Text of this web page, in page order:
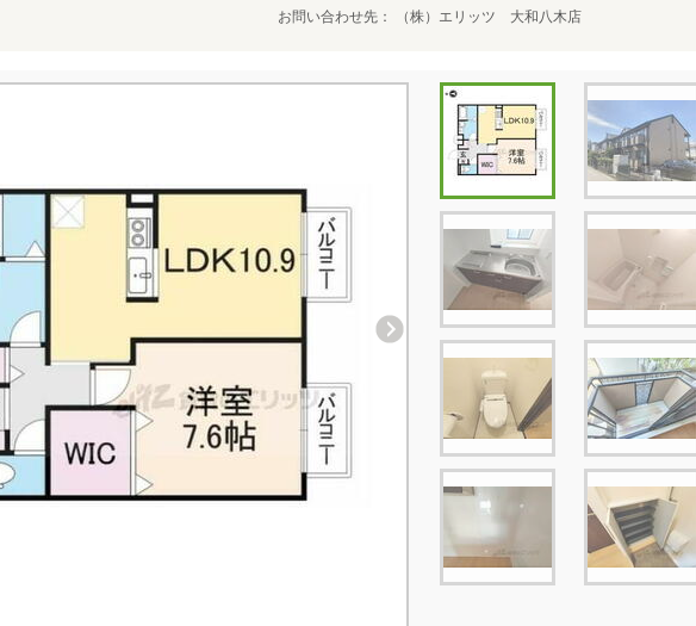
お問い合わせ先 （株）エリッツ 大和八木店